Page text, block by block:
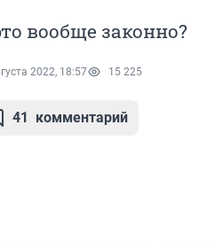
вообще законно?
2022, 18:57 15 225
41 комментарий